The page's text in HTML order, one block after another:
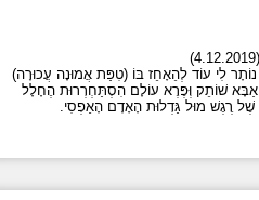
לִי עוֹד לְהֵאָחֵז בּוֹ (טִפַּת אֲמוּנָה עֲכוּרָה)
אַבָּא שׁוֹתֵק וְּפֶּרֶא עוֹלָם הִסְתַּחְרְרוּת הֶחָלָל
שֶׁל רֶגֶשׁ מוּל גַּדְלוּת הָאָדָם הָאַפְסִי.